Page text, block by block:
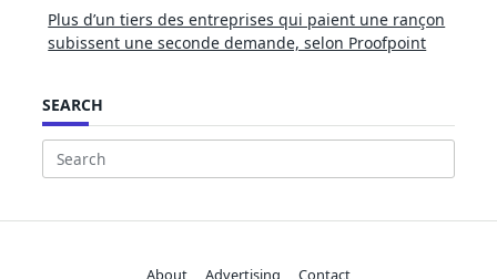
Plus d’un tiers des entreprises qui paient une rançon
subissent une seconde demande, selon Proofpoint
SEARCH
Search
About Advertising Contact